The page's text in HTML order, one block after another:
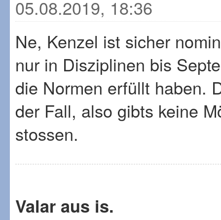
05.08.2019, 18:36
Ne, Kenzel ist sicher
nur in Disziplinen bis
die Normen erfüllt haben.
der Fall, also gibts keine
stossen.
Valar aus is.